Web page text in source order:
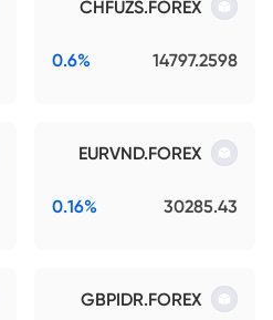
CHFUZS.FOREX
14797.2598
0.6%
EURVND.FOREX
30285.43
0.16%
GBPIDR.FOREX